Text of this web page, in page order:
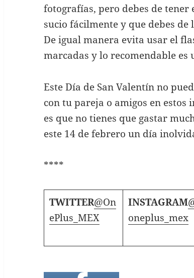
fotografías, pero debes de tener
sucio fácilmente y que debes
De igual manera evita usar el
marcadas y lo recomendable
Este Día de San Valentín no
con tu pareja o amigos en
es que no tienes que gastar
este 14 de febrero un día
****
TWITTER@On
ePlus_MEX
INSTAGRAM
oneplus_mex